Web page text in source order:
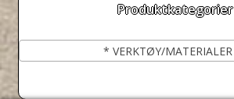
Produktkategorier
* VERKTØY/MATERIALER